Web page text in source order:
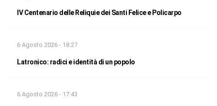
IV Centenario delle Reliquie dei Santi Felice e Policarpo
6 Agosto 2026 - 18:27
Latronico: radici e identità di un popolo
6 Agosto 2026 - 17:43